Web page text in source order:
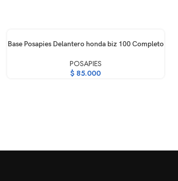
AÑADIR AL CARRITO
Base Posapies Delantero honda biz 100 Completo
POSAPIES
$ 85.000